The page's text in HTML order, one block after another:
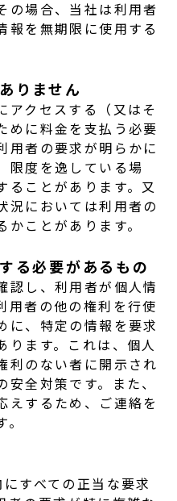
の場合、当社は利用者
報を無期限に使用する
りません
アクセスする（又はそ
めに料金を支払う必要
用者の要求が明らかに
限度を逸している場
ることがあります。又
況においては利用者の
ことがあります。
る必要があるもの
認し、利用者が個人情
用者の他の権利を行使
に、特定の情報を要求
ります。これは、個人
利のない者に開示され
全対策です。また、
えするため、ご連絡を
すべての正当な要求